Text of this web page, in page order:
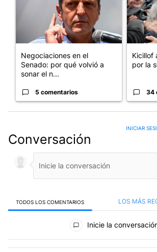
Negociaciones en el
Senado: por qué volvió a
sonar el n...
5 comentarios
Kicillof
por la
34
Conversación
INICIAR
TODOS LOS COMENTARIOS LOS MÁS
Todos los comentarios
Inicie la